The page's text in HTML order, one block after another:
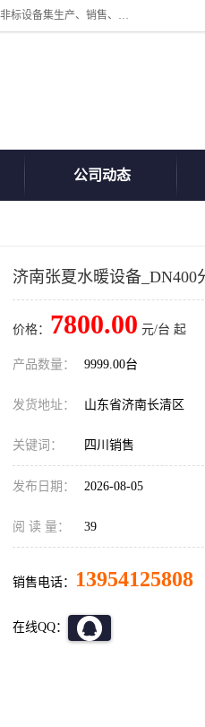
公司主营换热器.换热设备、供水设备，核心产品涵盖：管壳式换热器、换热机组、不锈钢组合式水箱、水处理设备等，提供非标设备集生产、销售、安装一体化服务，可满足全国酒店、学校、医院、商业综合体、工业项目等多场景换热与供水需求。
公司动态
济南张夏水暖设备_DN400
价格： 7800.00 元/台 起
产品数量： 9999.00台
发货地址： 山东省济南长清区
关键词： 四川销售
发布日期： 2026-08-05
阅 读 量： 39
销售电话： 13954125808
在线QQ：